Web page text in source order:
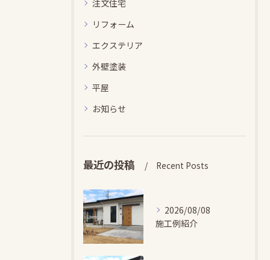
注文住宅
リフォーム
エクステリア
外壁塗装
平屋
お知らせ
最近の投稿 Recent Posts
2026/08/08
施工例紹介